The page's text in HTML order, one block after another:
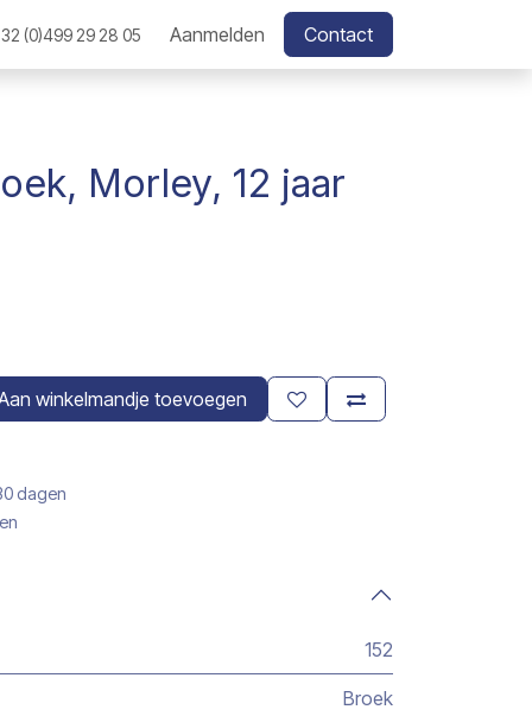
(0)499 29 28 05 Aanmelden Contact
Morley, 12 jaar
winkelmandje toevoegen
dagen
152
Broek